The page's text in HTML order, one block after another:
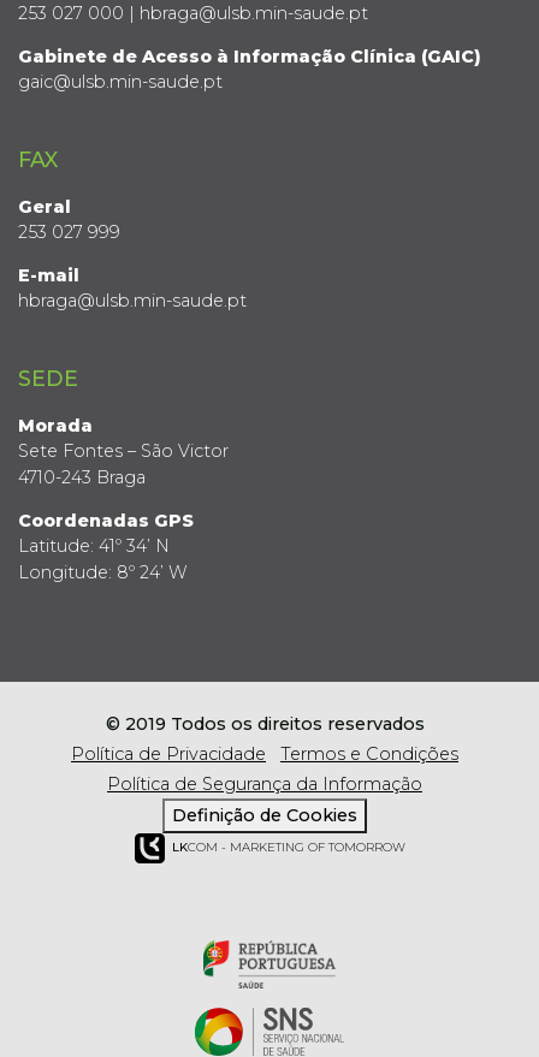
253 027 000 | hbraga@ulsb.min-saude.pt
Gabinete de Acesso à Informação Clínica (GAIC)
gaic@ulsb.min-saude.pt
FAX
Geral
253 027 999
E-mail
hbraga@ulsb.min-saude.pt
SEDE
Morada
Sete Fontes – São Victor
4710-243 Braga
Coordenadas GPS
Latitude: 41º 34’ N
Longitude: 8º 24’ W
© 2019 Todos os direitos reservados
Política de Privacidade
Termos e Condições
Política de Segurança da Informação
Definição de Cookies
LKCOM - MARKETING OF TOMORROW